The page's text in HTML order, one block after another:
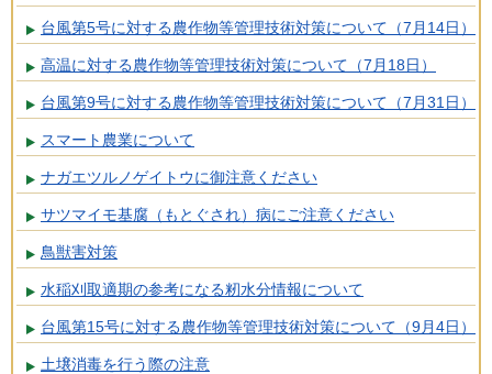
台風第5号に対する農作物等管理技術対策について（7月14日）
高温に対する農作物等管理技術対策について（7月18日）
台風第9号に対する農作物等管理技術対策について（7月31日）
スマート農業について
ナガエツルノゲイトウに御注意ください
サツマイモ基腐（もとぐされ）病にご注意ください
鳥獣害対策
水稲刈取適期の参考になる籾水分情報について
台風第15号に対する農作物等管理技術対策について（9月4日）
土壌消毒を行う際の注意